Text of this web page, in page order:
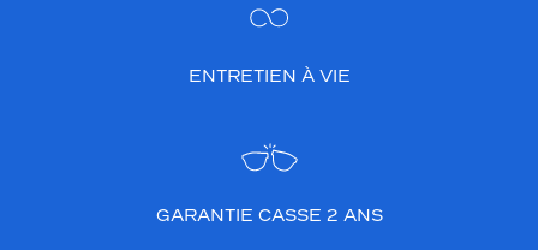
ENTRETIEN À VIE
GARANTIE CASSE 2 ANS